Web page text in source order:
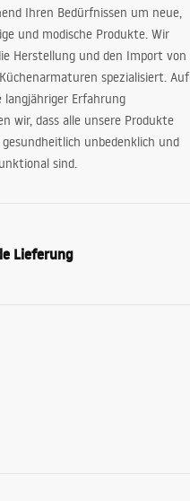
Ihren Bedürfnissen um neue,
und modische Produkte. Wir
Herstellung und den Import von
spezialisiert. Auf
langjähriger Erfahrung
wir, dass alle unsere Produkte
unbedenklich und
sind.
Lieferung